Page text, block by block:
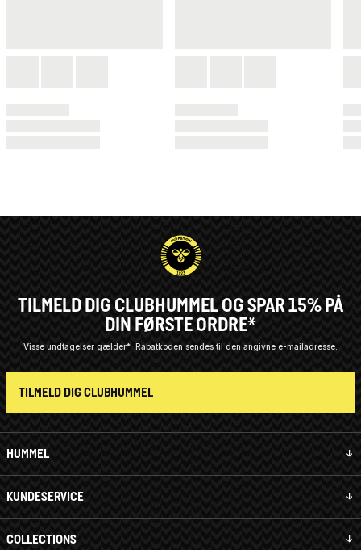
HUMMEL
KUNDESERVICE
COLLECTIONS
TILMELD DIG CLUBHUMMEL OG SPAR 15% PÅ
DIN FØRSTE ORDRE*
Visse undtagelser gælder* Rabatkoden sendes til den angivne e-mailadresse.
TILMELD DIG CLUBHUMMEL